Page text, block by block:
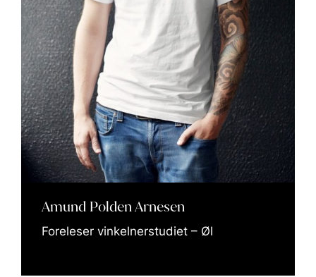
Amund Polden Arnesen
Foreleser vinkelnerstudiet – Øl